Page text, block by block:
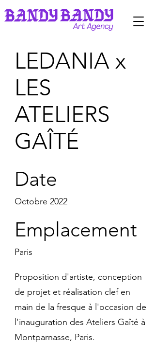
LEDANIA x
LES
ATELIERS
GAÎTÉ
Date
Octobre 2022
Emplacement
Paris
Proposition d'artiste, conception
de projet et réalisation clef en
main de la fresque à l'occasion de
l'inauguration des Ateliers Gaîté à
Montparnasse, Paris.